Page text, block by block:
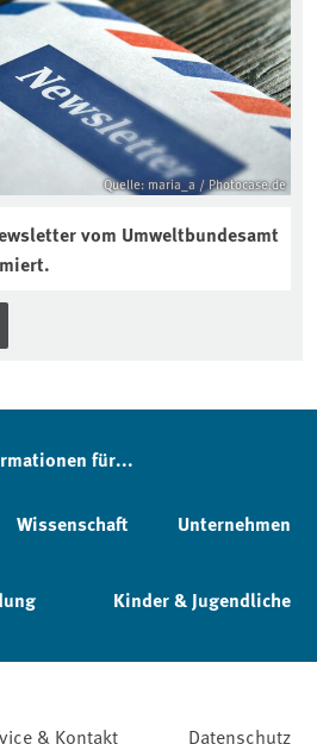
Quelle: maria_a / Photocase.de
vom Umweltbundesamt
für...
Wissenschaft Unternehmen
Kinder & Jugendliche
& Kontakt
Datenschutz